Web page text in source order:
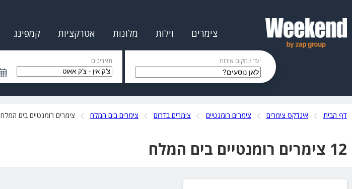
צימרים וילות מלונות אטרקציות קמפינג
יעד / מקום אירוח תאריכים
דף הבית אינדקס צימרים צימרים רומנטיים צימרים בדרום צימרים בים המלח צימרים רומנטיים בים המלח
12 צימרים רומנטיים בים המלח